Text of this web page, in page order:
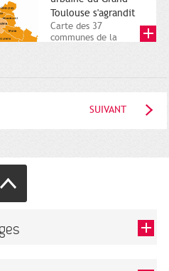
Toulouse s'agrandit
Carte des 37
communes de la
SUIVANT